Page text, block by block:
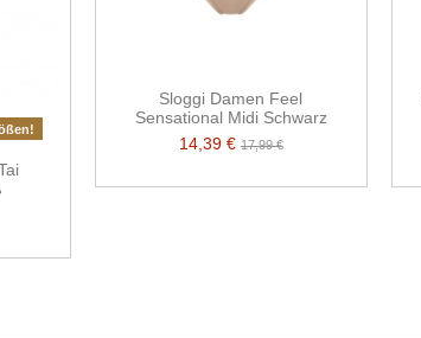
Sloggi Damen Feel
Sensational Midi Schwarz
14,39 €17,99 €